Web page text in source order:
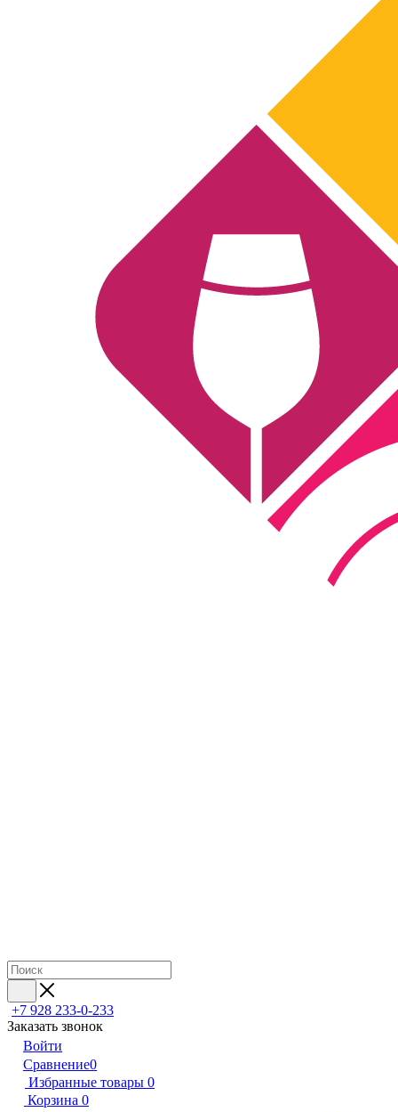
+7 928 233-0-233
Заказать звонок
Войти
Сравнение0
Избранные товары 0
Корзина 0